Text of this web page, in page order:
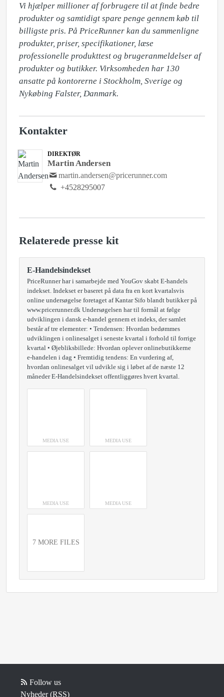
Vi hjælper millioner af forbrugere til at finde bedre
produkter og samtidigt spare penge gennem køb til
billigste pris. På PriceRunner kan du sammenligne
produkter, priser, specifikationer, læse
professionelle produkttest og brugeranmeldelser af
produkter og butikker. Virksomheden har 130
ansatte på kontorerne i Stockholm, Sverige og
Kontakter
DIREKTØR
Martin Andersen
martin.andersen@pricerunner.com
+4528295007
Relaterede presse kit
E-Handelsindekset
PriceRunner har i samarbejde med YouGov skabt E-handels
indekset. Indekset er baseret på data fra en kort kvartalsvis
online undersøgelse foretaget af Kantar Sifo blandt butikker på
www.pricerunner.dk Undersøgelsen har til formål at følge
udviklingen i dansk e-handel gennem et indeks, der samlet
består af tre elementer: • Tendensen: Hvordan bedømmes
udviklingen i onlinesalget i seneste kvartal i forhold til forrige
kvartal • Øjebliksbillede: Hvordan oplever onlinebutikkerne
e-handelen i dag • Fremtidig tendens: En vurdering af,
hvordan onlinesalget vil udvikle sig i løbet af de næste 12
måneder E-Handelsindekset offentliggøres hvert kvartal.
MEDIA USE MEDIA USE
MEDIA USE MEDIA USE
7 MORE FILES
Follow us
Nyheder (RSS)